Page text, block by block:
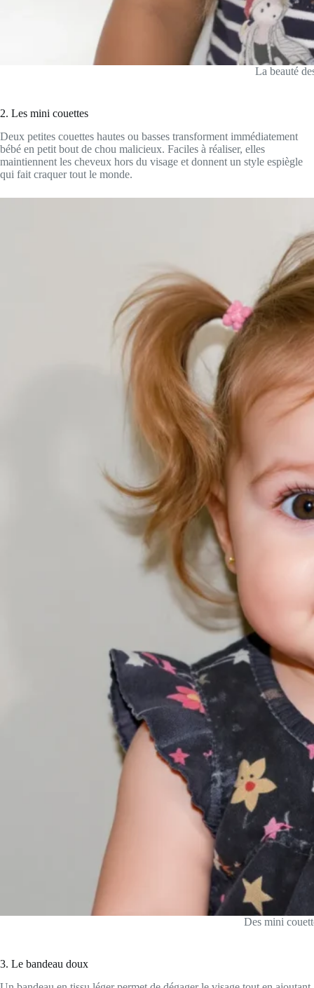
La beauté
2. Les mini couettes
Deux petites couettes hautes ou basses transforment immédiatement
bébé en petit bout de chou malicieux. Faciles à réaliser, elles
maintiennent les cheveux hors du visage et donnent un style espiègle
qui fait craquer tout le monde.
Des mini
3. Le bandeau doux